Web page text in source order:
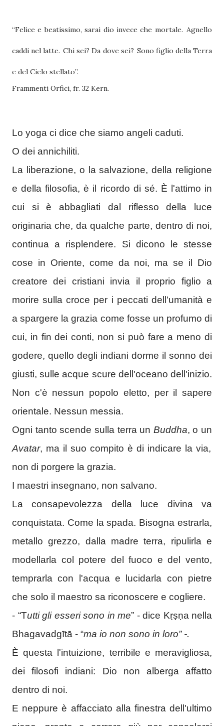
“Felice e beatissimo, sarai dio invece che mortale. Agnello
caddi nel latte. Chi sei? Da dove sei? Sono figlio della Terra
e del Cielo stellato”.
Frammenti Orfici, fr. 32 Kern.
Lo yoga ci dice che siamo angeli caduti.
O dei annichiliti.
La liberazione, o la salvazione, della religione
e della filosofia, è il ricordo di sé. È l'attimo in
cui si è abbagliati dal riflesso della luce
originaria che, da qualche parte, dentro di noi,
continua a risplendere. Si dicono le stesse
cose in Oriente, come da noi, ma se il Dio
creatore dei cristiani invia il proprio figlio a
morire sulla croce per i peccati dell'umanità e
a spargere la grazia come fosse un profumo di
cui, in fin dei conti, non si può fare a meno di
godere, quello degli indiani dorme il sonno dei
giusti, sulle acque scure dell'oceano dell'inizio.
Non c'è nessun popolo eletto, per il sapere
orientale. Nessun messia.
Ogni tanto scende sulla terra un Buddha, o un
Avatar, ma il suo compito è di indicare la via,
non di porgere la grazia.
I maestri insegnano, non salvano.
La consapevolezza della luce divina va
conquistata. Come la spada. Bisogna estrarla,
metallo grezzo, dalla madre terra, ripulirla e
modellarla col potere del fuoco e del vento,
temprarla con l'acqua e lucidarla con pietre
che solo il maestro sa riconoscere e cogliere.
- “Tutti gli esseri sono in me” - dice Kṛṣṇa nella
Bhagavadgītā - “ma io non sono in loro” -.
È questa l'intuizione, terribile e meravigliosa,
dei filosofi indiani: Dio non alberga affatto
dentro di noi.
E neppure è affacciato alla finestra dell'ultimo